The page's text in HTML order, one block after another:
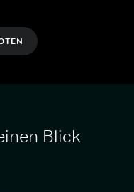
Blick